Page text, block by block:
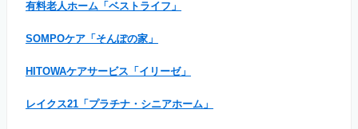
有料老人ホーム「ベストライフ」
SOMPOケア「そんぽの家」
HITOWAケアサービス「イリーゼ」
レイクス21「プラチナ・シニアホーム」